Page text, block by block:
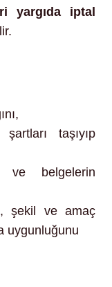
yargıda iptal
taşıyıp
ve belgelerin
şekil ve amaç
uygunluğunu